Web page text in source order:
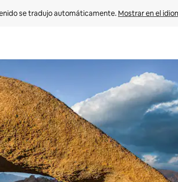
se tradujo automáticamente. Mostrar en el